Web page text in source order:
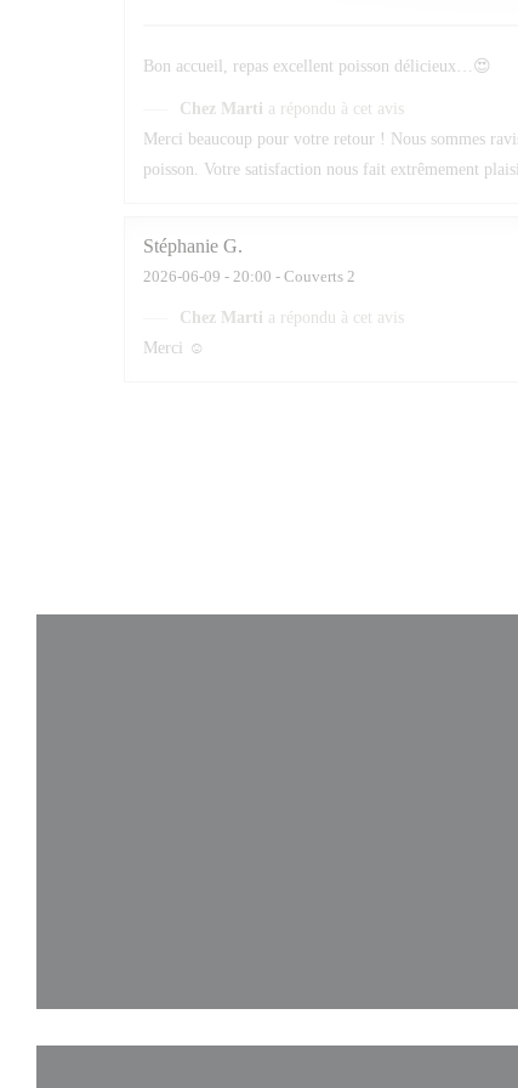
Bon accueil, repas excellent poisson délicieux…😍
Chez Marti a répondu à cet avis
Merci beaucoup pour votre retour ! Nous sommes
poisson. Votre satisfaction nous fait extrêmement
Stéphanie G
2026-06-09 - 20:00 - Couverts 2
Chez Marti a répondu à cet avis
Merci ☺️